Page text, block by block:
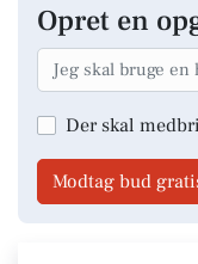
Opret en
Der skal
Modtag bud